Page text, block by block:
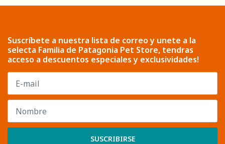
Suscríbete a nuestra lista de correo y unete a la
selecta Familia de Patagonia Pet Store, tendras
acceso a descuentos especiales y exclusividades!
SUSCRIBIRSE